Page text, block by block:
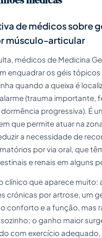
de médicos sobre
músculo-articular
médicos de Medicina
enquadrar os géis
quando a queixa é
(trauma importante,
progressiva). É
que permite atuar na
a necessidade de
por via oral, que
e renais em alguns
clínico que aparece muito:
crónicas por artrose, um
conforto e a função, mas
sozinho; o ganho maior
com exercício adequado,